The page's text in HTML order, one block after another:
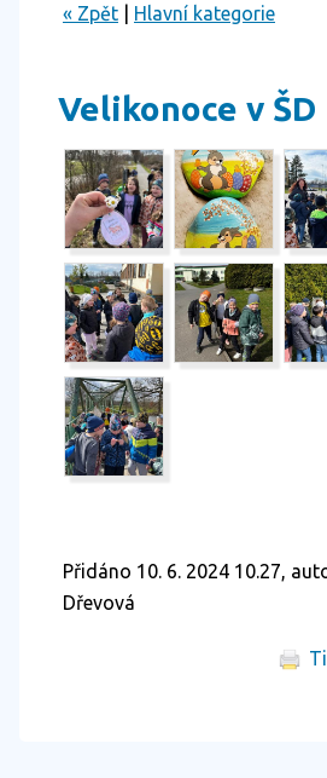
« Zpět Hlavní kategorie
Velikonoce v ŠD
Přidáno 10. 6. 2024 10.27,
Dřevová